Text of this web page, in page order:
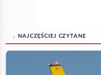
NAJCZĘŚCIEJ CZYTANE